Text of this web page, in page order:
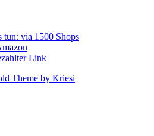
tun: via 1500 Shops
Link
Theme by Kriesi